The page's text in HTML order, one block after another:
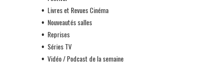
Livres et Revues Cinéma
Nouveautés salles
Reprises
Séries TV
Vidéo / Podcast de la semaine